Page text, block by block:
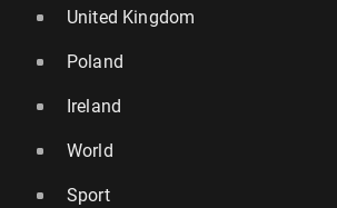
United Kingdom
Poland
Ireland
World
Sport